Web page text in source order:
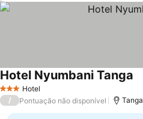
3 EstrelasHotel
Hotel Nyumbani Tanga
/ Pontuação não disponível Tanga